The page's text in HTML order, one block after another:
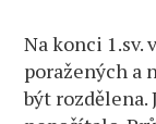
Na konci 1.sv.
poražených a
být rozdělena.